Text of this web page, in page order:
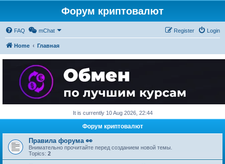
Форум криптовалют
FAQ mChat Login
Register
Home Главная
It is currently 10 Aug 2026, 22:44
Форум криптовалют
Правила форума 👀
Внимательно прочитайте перед созданием новой темы.
Topics: 2